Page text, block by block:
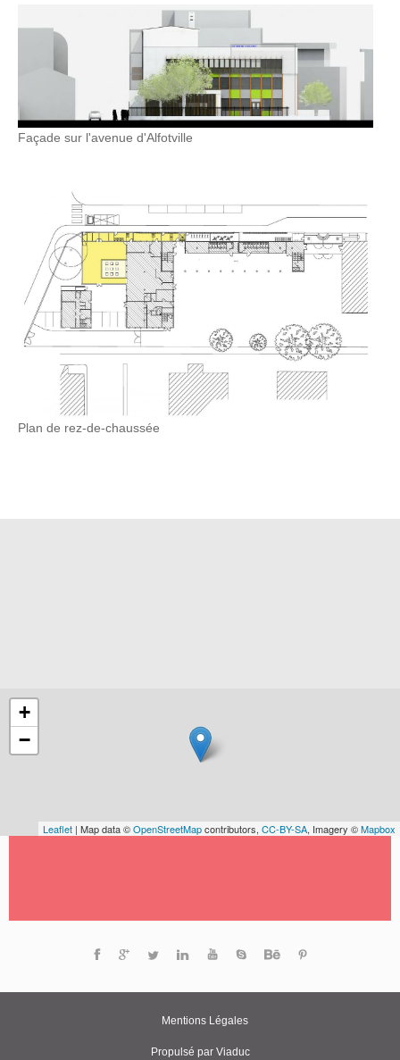
Façade sur l'avenue d'Alfotville
Plan de rez-de-chaussée
+
−
Leaflet | Map data ©OpenStreetMapcontributors, CC-BY-SA, Imagery ©Mapbox
Mentions Légales
Propulsé par Viaduc